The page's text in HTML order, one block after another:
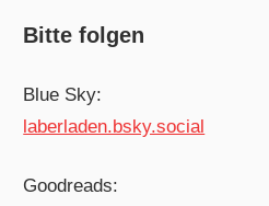
Bitte folgen
Blue Sky:
laberladen.bsky.social
Goodreads: